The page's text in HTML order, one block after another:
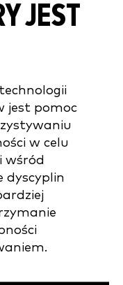
JEST
jest pomoc
w celu
wśród
dyscyplin